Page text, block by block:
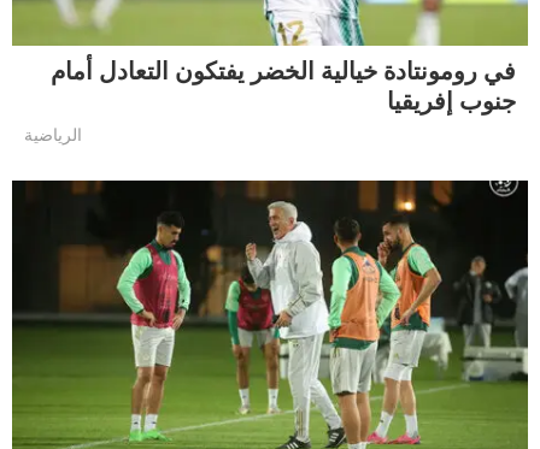
في رومونتادة خيالية الخضر يفتكون التعادل أمام
جنوب إفريقيا
الرياضية